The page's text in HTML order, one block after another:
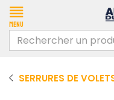
Menu
SERRURES DE